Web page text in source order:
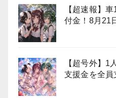
【超速報】
付金！8月21
【超号外】1
支援金を全員